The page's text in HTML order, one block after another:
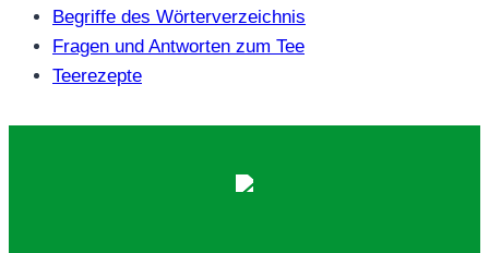
Begriffe des Wörterverzeichnis
Fragen und Antworten zum Tee
Teerezepte